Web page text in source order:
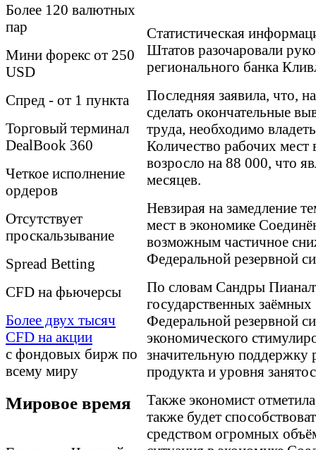
Более 120 валютных
пар
Мини форекс от 250
USD
Спред - от 1 пункта
Торговый терминал
DealBook 360
Четкое исполнение
ордеров
Отсутствует
проскальзывание
Spreаd Betting
CFD на фьючерсы
Более двух тысяч
CFD на акции
с фондовых бирж по
всему миру
Мировое время
Статистическая
Штатов разочаровали
регионального банка
Последняя заявила, что,
сделать окончательные
труда, необходимо
Количество рабочих мест
возросло на 88 000, что
месяцев.
Невзирая на замедление
мест в экономике
возможным частичное
Федеральной резервной
По словам Сандры
государственных
Федеральной резервной
экономического
значительную поддержку
продукта и уровня
Также экономист
также будет
средством огромных